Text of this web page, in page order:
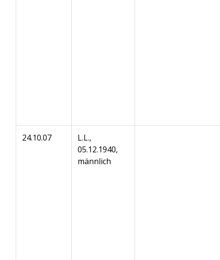
24.10.07
L.L.,
05.12.1940,
männlich